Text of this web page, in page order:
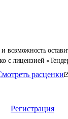
возможность
с лицензией
расценки
Регистрация